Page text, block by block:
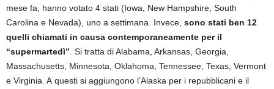
mese fa, hanno votato 4 stati (Iowa, New Hampshire, South
Carolina e Nevada), uno a settimana. Invece, sono stati ben 12
quelli chiamati in causa contemporaneamente per il
“supermartedì” . Si tratta di Alabama, Arkansas, Georgia,
Massachusetts, Minnesota, Oklahoma, Tennessee, Texas, Vermont
e Virginia. A questi si aggiungono l’Alaska per i repubblicani e il